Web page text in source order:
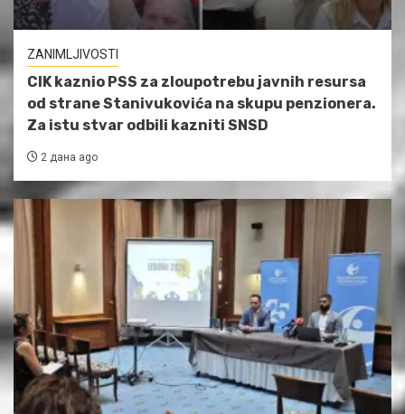
ZANIMLJIVOSTI
CIK kaznio PSS za zloupotrebu javnih resursa
od strane Stanivukovića na skupu penzionera.
Za istu stvar odbili kazniti SNSD
2 дана ago